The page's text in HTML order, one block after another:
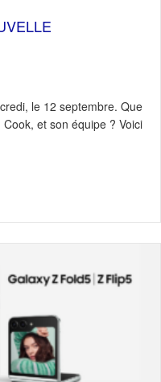
le 12 septembre. Que
et son équipe ? Voici
nouvelle génération est là